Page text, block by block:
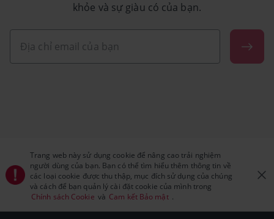
khỏe và sự giàu có của bạn.
Trang web này sử dụng cookie để nâng cao trải nghiệm
người dùng của bạn. Bạn có thể tìm hiểu thêm thông tin về
các loại cookie được thu thập, mục đích sử dụng của chúng
và cách để bạn quản lý cài đặt cookie của mình trong
Chính sách Cookie và Cam kết Bảo mật .